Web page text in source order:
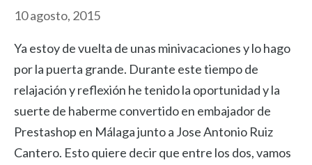
10 agosto, 2015
Ya estoy de vuelta de unas minivacaciones y lo hago
por la puerta grande. Durante este tiempo de
relajación y reflexión he tenido la oportunidad y la
suerte de haberme convertido en embajador de
Prestashop en Málaga junto a Jose Antonio Ruiz
Cantero. Esto quiere decir que entre los dos, vamos